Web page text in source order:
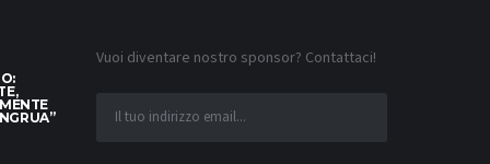
Vuoi diventare nostro sponsor? Contattaci!